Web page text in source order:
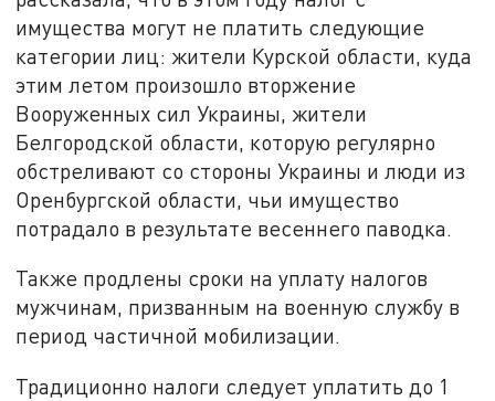
имущества могут не платить следующие
категории лиц: жители Курской области, куда
этим летом произошло вторжение
Вооруженных сил Украины, жители
Белгородской области, которую регулярно
обстреливают со стороны Украины и люди из
Оренбургской области, чьи имущество
потрадало в результате весеннего паводка.
Также продлены сроки на уплату налогов
мужчинам, призванным на военную службу в
период частичной мобилизации.
Традиционно налоги следует уплатить до 1